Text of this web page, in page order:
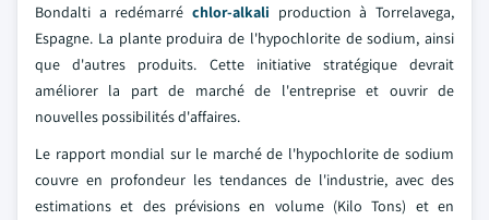
Bondalti a redémarré chlor-alkali production à Torrelavega,
Espagne. La plante produira de l'hypochlorite de sodium, ainsi
que d'autres produits. Cette initiative stratégique devrait
améliorer la part de marché de l'entreprise et ouvrir de
nouvelles possibilités d'affaires.
Le rapport mondial sur le marché de l'hypochlorite de sodium
couvre en profondeur les tendances de l'industrie, avec des
estimations et des prévisions en volume (Kilo Tons) et en